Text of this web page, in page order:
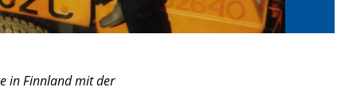
in Finnland mit der